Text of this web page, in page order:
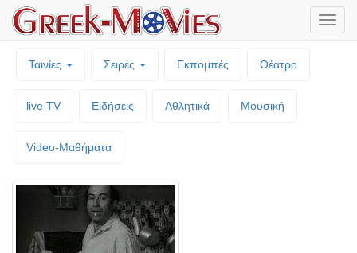
Ταινίες Σειρές Εκπομπές Θέατρο
live TV Ειδήσεις Αθλητικά Μουσική
Video-Mαθήματα